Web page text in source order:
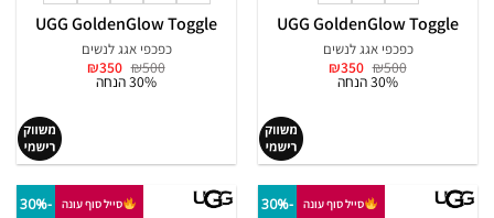
UGG GoldenGlow Toggle
כפכפי אגג לנשים
₪500 המחיר
המקורי
₪350 המחיר
30% הנחה
UGG GoldenGlow Toggle
כפכפי אגג לנשים
₪500 המחיר
המקורי
₪350 המחיר
30% הנחה
סייל סוף עונה -30% סייל סוף עונה -30%